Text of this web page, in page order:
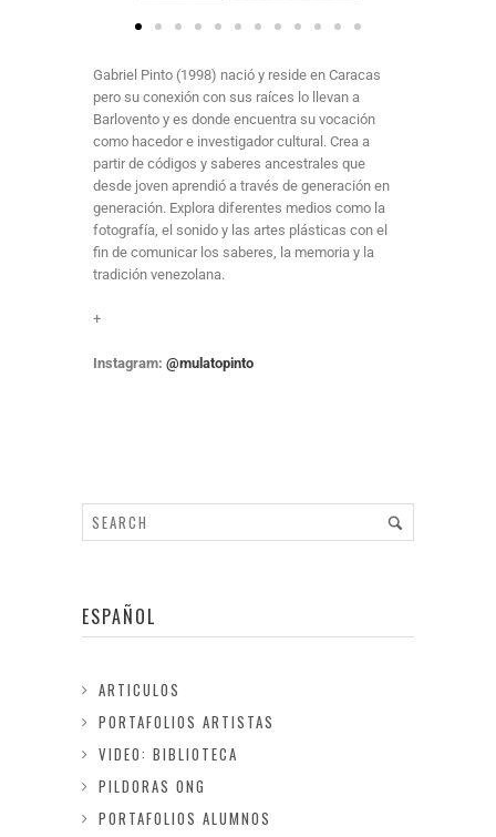
Gabriel Pinto (1998) nació y reside en Caracas
pero su conexión con sus raíces lo llevan a
Barlovento y es donde encuentra su vocación
como hacedor e investigador cultural. Crea a
partir de códigos y saberes ancestrales que
desde joven aprendió a través de generación en
generación. Explora diferentes medios como la
fotografía, el sonido y las artes plásticas con el
fin de comunicar los saberes, la memoria y la
tradición venezolana.
+
Instagram: @mulatopinto
ESPAÑOL
ARTICULOS
PORTAFOLIOS ARTISTAS
VIDEO: BIBLIOTECA
PILDORAS ONG
PORTAFOLIOS ALUMNOS